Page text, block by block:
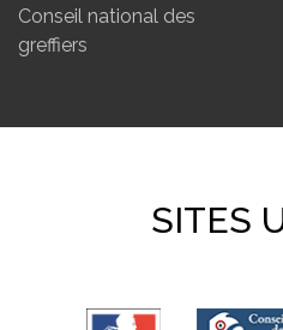
Conseil national des
greffiers
SITES